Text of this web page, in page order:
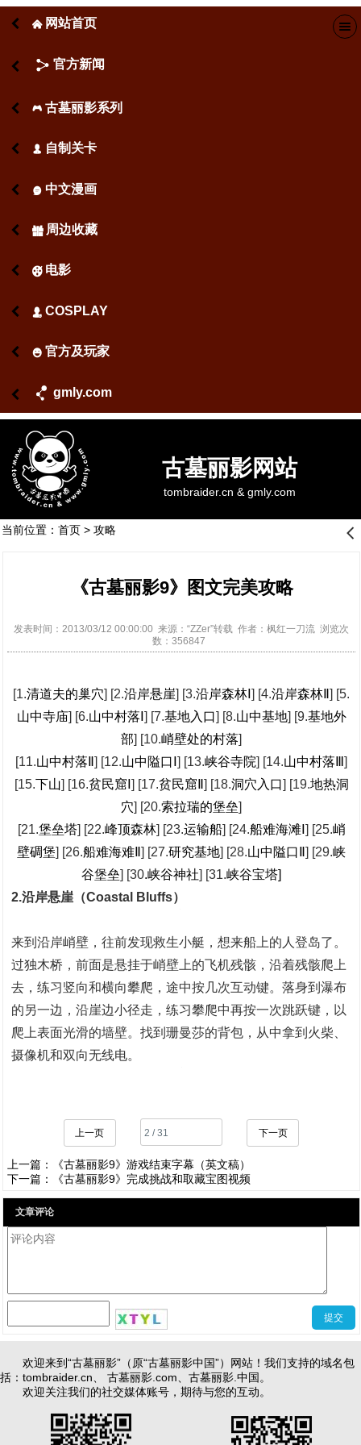
󰄫 网站首页
官方新闻
󰂪 古墓丽影系列
󰃬 自制关卡
󰇫 中文漫画
󰁅 周边收藏
󰉾 电影
󰄋 COSPLAY
󰄳 官方及玩家
gmly.com
古墓丽影网站
tombraider.cn & gmly.com
当前位置： 首页> 攻略 󰊒
《古墓丽影9》图文完美攻略
发表时间：2013/03/12 00:00:00 来源：“ZZer”转载 作者：枫红一刀流 浏览次
数：356847
[1.清道夫的巢穴] [2.沿岸悬崖] [3.沿岸森林Ⅰ ] [4.沿岸森林Ⅱ ] [5.
山中寺庙] [6.山中村落Ⅰ ] [7.基地入口] [8.山中基地] [9.基地外
部] [10.峭壁处的村落]
[11.山中村落Ⅱ ] [12.山中隘口Ⅰ ] [13.峡谷寺院] [14.山中村落Ⅲ ]
[15.下山] [16.贫民窟Ⅰ ] [17.贫民窟Ⅱ ] [18.洞穴入口] [19.地热洞
穴] [20.索拉瑞的堡垒]
[21.堡垒塔] [22.峰顶森林] [23.运输船] [24.船难海滩Ⅰ ] [25.峭
壁碉堡] [26.船难海难Ⅱ ] [27.研究基地] [28.山中隘口Ⅱ ] [29.峡
谷堡垒] [30.峡谷神社] [31.峡谷宝塔]
2.沿岸悬崖 （Coastal Bluffs）
来到沿岸峭壁，往前发现救生小艇，想来船上的人登岛了。
过独木桥，前面是悬挂于峭壁上的飞机残骸，沿着残骸爬上
去，练习竖向和横向攀爬，途中按几次互动键。落身到瀑布
的另一边，沿崖边小径走，练习攀爬中再按一次跳跃键，以
爬上表面光滑的墙壁。找到珊曼莎的背包，从中拿到火柴、
摄像机和双向无线电。
上一页 下一页
上一篇：
《古墓丽影9》游戏结束字幕（英文稿）
下一篇：
《古墓丽影9》完成挑战和取藏宝图视频
文章评论
欢迎来到“古墓丽影”（原“古墓丽影中国”）网站！我们支持的域名包
括： tombraider.cn、 古墓丽影.com、 古墓丽影.中国。
欢迎关注我们的社交媒体账号，期待与您的互动。